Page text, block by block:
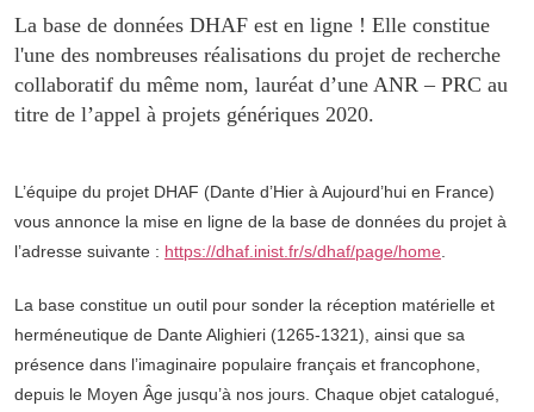
La base de données DHAF est en ligne ! Elle constitue
l'une des nombreuses réalisations du projet de recherche
collaboratif du même nom, lauréat d’une ANR – PRC au
titre de l’appel à projets génériques 2020.
L’équipe du projet DHAF (Dante d’Hier à Aujourd’hui en France)
vous annonce la mise en ligne de la base de données du projet à
l’adresse suivante : https://dhaf.inist.fr/s/dhaf/page/home.
La base constitue un outil pour sonder la réception matérielle et
herméneutique de Dante Alighieri (1265-1321), ainsi que sa
présence dans l’imaginaire populaire français et francophone,
depuis le Moyen Âge jusqu’à nos jours. Chaque objet catalogué,